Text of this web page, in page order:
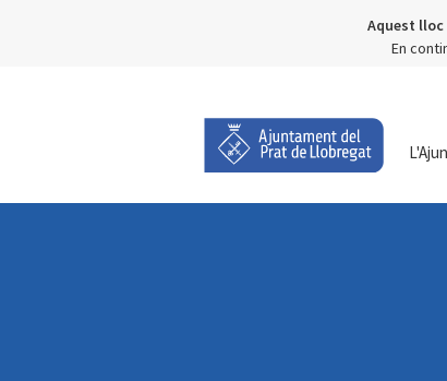
Aquest
En